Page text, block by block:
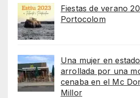
Fiestas de verano
Portocolom
Una mujer en
arrollada por una
cenaba en el Mc
Millor